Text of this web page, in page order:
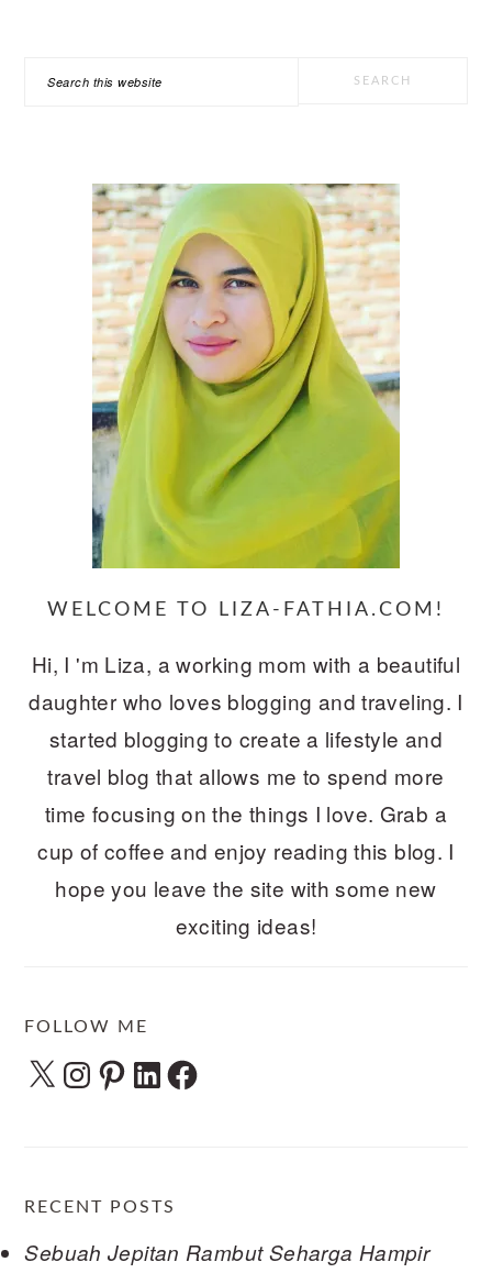
Search
WELCOME TO LIZA-FATHIA.COM!
Hi, I 'm Liza, a working mom with a beautiful
daughter who loves blogging and traveling. I
started blogging to create a lifestyle and
travel blog that allows me to spend more
time focusing on the things I love. Grab a
cup of coffee and enjoy reading this blog. I
hope you leave the site with some new
exciting ideas!
FOLLOW ME
X Instagram
Pinterest
LinkedInFacebook
RECENT POSTS
Sebuah Jepitan Rambut Seharga Hampir